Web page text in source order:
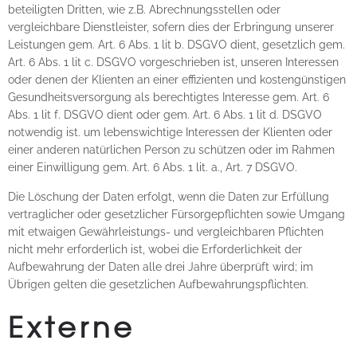
beteiligten Dritten, wie z.B. Abrechnungsstellen oder
vergleichbare Dienstleister, sofern dies der Erbringung unserer
Leistungen gem. Art. 6 Abs. 1 lit b. DSGVO dient, gesetzlich gem.
Art. 6 Abs. 1 lit c. DSGVO vorgeschrieben ist, unseren Interessen
oder denen der Klienten an einer effizienten und kostengünstigen
Gesundheitsversorgung als berechtigtes Interesse gem. Art. 6
Abs. 1 lit f. DSGVO dient oder gem. Art. 6 Abs. 1 lit d. DSGVO
notwendig ist. um lebenswichtige Interessen der Klienten oder
einer anderen natürlichen Person zu schützen oder im Rahmen
einer Einwilligung gem. Art. 6 Abs. 1 lit. a., Art. 7 DSGVO.
Die Löschung der Daten erfolgt, wenn die Daten zur Erfüllung
vertraglicher oder gesetzlicher Fürsorgepflichten sowie Umgang
mit etwaigen Gewährleistungs- und vergleichbaren Pflichten
nicht mehr erforderlich ist, wobei die Erforderlichkeit der
Aufbewahrung der Daten alle drei Jahre überprüft wird; im
Übrigen gelten die gesetzlichen Aufbewahrungspflichten.
Externe